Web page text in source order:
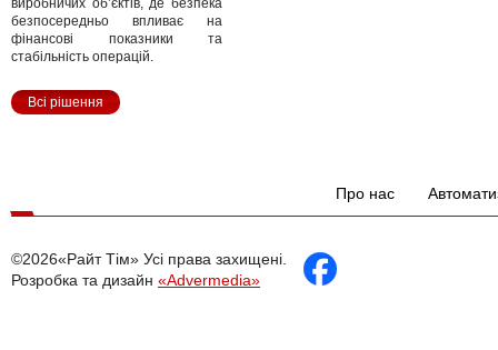
виробничих об’єктів, де безпека
безпосередньо впливає на
фінансові показники та
стабільність операцій.
Всі рішення
Про нас
©2026«Райт Тім» Усі права захищені.
Розробка та дизайн «Advermedia»